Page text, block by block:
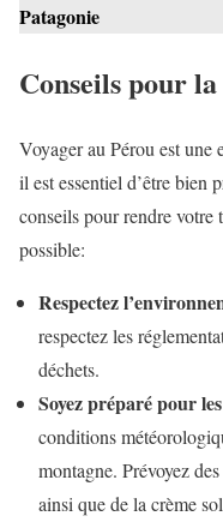
Patagonie
Conseils pour
Voyager au Pérou est une
il est essentiel d’être bien
conseils pour rendre votre
possible:
Respectez
respectez les
déchets.
Soyez préparé pour
conditions
montagne. Prévoyez
ainsi que de la crème